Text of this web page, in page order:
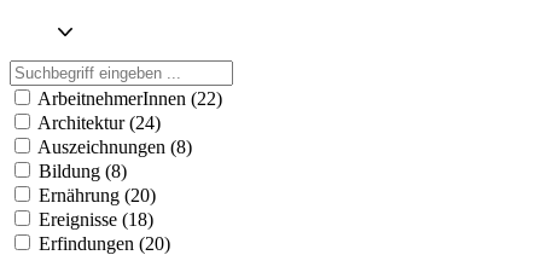
ArbeitnehmerInnen (22)
Architektur (24)
Auszeichnungen (8)
Bildung (8)
Ernährung (20)
Ereignisse (18)
Erfindungen (20)